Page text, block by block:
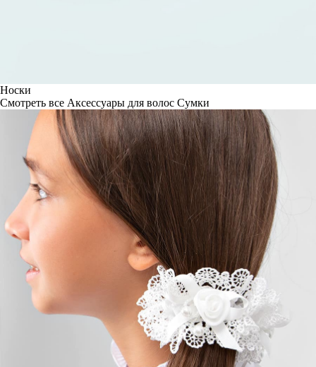
Носки
Смотреть все Аксессуары для волос Сумки